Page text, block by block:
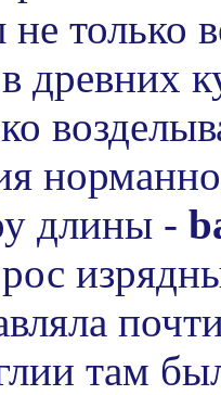
только
древних
длины -
там